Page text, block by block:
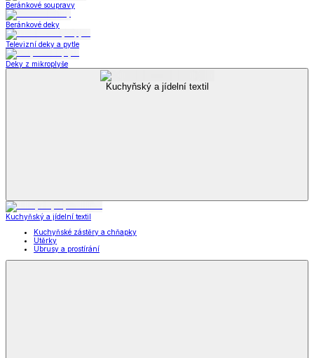
Beránkové soupravy
Beránkové deky
Televizní deky a pytle
Deky z mikroplyše
Kuchyňský a jídelní textil
Kuchyňský a jídelní textil
Kuchyňské zástěry a chňapky
Utěrky
Ubrusy a prostírání